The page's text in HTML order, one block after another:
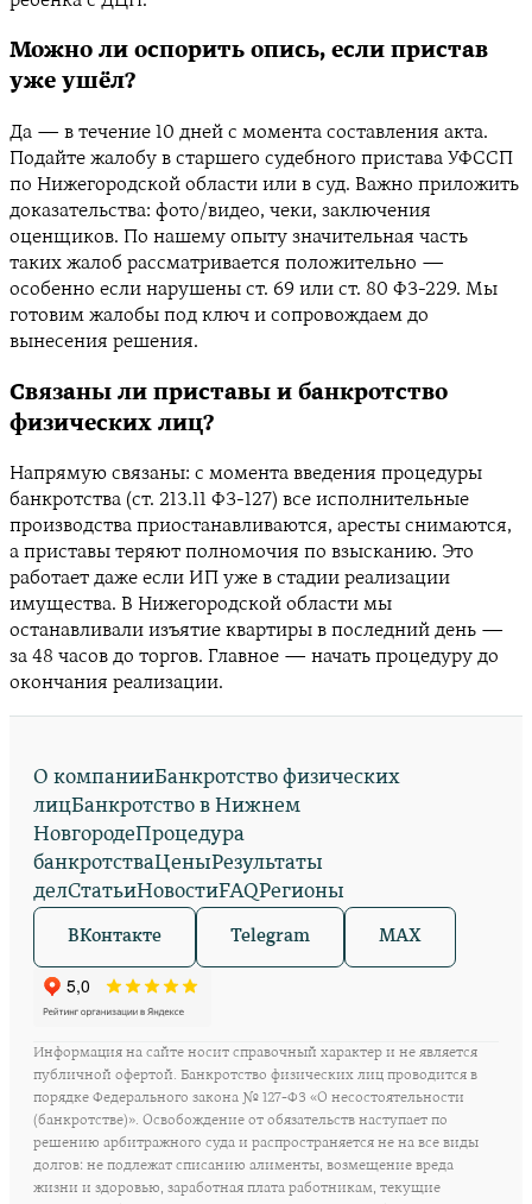
Можно ли оспорить опись, если пристав
уже ушёл?
Да — в течение 10 дней с момента составления акта.
Подайте жалобу в старшего судебного пристава УФССП
по Нижегородской области или в суд. Важно приложить
доказательства: фото/видео, чеки, заключения
оценщиков. По нашему опыту значительная часть
таких жалоб рассматривается положительно —
особенно если нарушены ст. 69 или ст. 80 ФЗ-229. Мы
готовим жалобы под ключ и сопровождаем до
вынесения решения.
Связаны ли приставы и банкротство
физических лиц?
Напрямую связаны: с момента введения процедуры
банкротства (ст. 213.11 ФЗ-127) все исполнительные
производства приостанавливаются, аресты снимаются,
а приставы теряют полномочия по взысканию. Это
работает даже если ИП уже в стадии реализации
имущества. В Нижегородской области мы
останавливали изъятие квартиры в последний день —
за 48 часов до торгов. Главное — начать процедуру до
окончания реализации.
О компанииБанкротство физических
лицБанкротство в Нижнем
НовгородеПроцедура
банкротстваЦеныРезультаты
делСтатьиНовостиFAQРегионы
ВКонтакте Telegram MAX
Информация на сайте носит справочный характер и не является
публичной офертой. Банкротство физических лиц проводится в
порядке Федерального закона № 127-ФЗ «О несостоятельности
(банкротстве)». Освобождение от обязательств наступает по
решению арбитражного суда и распространяется не на все виды
долгов: не подлежат списанию алименты, возмещение вреда
жизни и здоровью, заработная плата работникам, текущие